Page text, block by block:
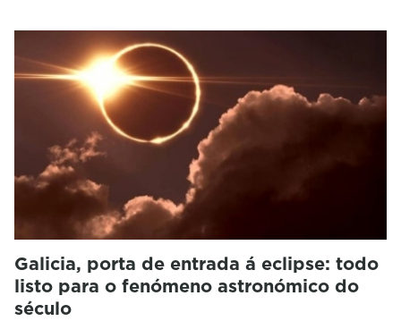
Galicia, porta de entrada á eclipse: todo
listo para o fenómeno astronómico do
século